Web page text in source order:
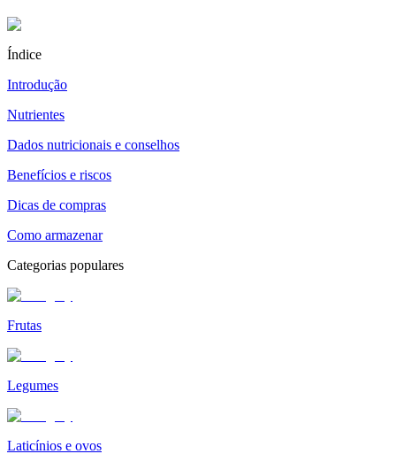
Índice
Introdução
Nutrientes
Dados nutricionais e conselhos
Benefícios e riscos
Dicas de compras
Como armazenar
Categorias populares
Frutas
Legumes
Laticínios e ovos